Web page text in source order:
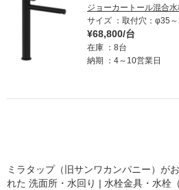
ジョーカートール混合
サイズ
取付穴：φ35～
¥68,800/台
在庫
8台
納期
4～10営業日
ミラタップ（旧サンワカンパニー）が
れた 洗面所・水回り | 水栓金具・水栓